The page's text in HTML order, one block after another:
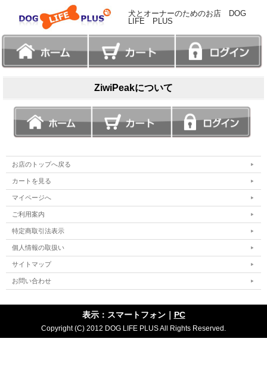
犬とオーナーのためのお店 DOG
LIFE PLUS
ZiwiPeakについて
お店のトップへ戻る
カートを見る
マイページへ
ご利用案内
特定商取引法表示
個人情報の取扱い
サイトマップ
お問い合わせ
表示：スマートフォン｜ PC
Copyright (C) 2012 DOG LIFE PLUS All Rights Reserved.